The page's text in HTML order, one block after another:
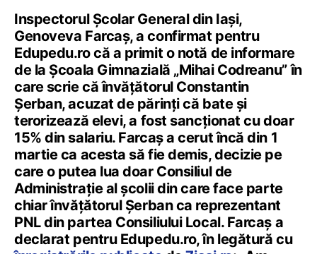
Inspectorul Școlar General din Iași,
Genoveva Farcaș, a confirmat pentru
Edupedu.ro că a primit o notă de informare
de la Școala Gimnazială „Mihai Codreanu” în
care scrie că învățătorul Constantin
Șerban, acuzat de părinți că bate și
terorizează elevi, a fost sancționat cu doar
15% din salariu. Farcaș a cerut încă din 1
martie ca acesta să fie demis, decizie pe
care o putea lua doar Consiliul de
Administrație al școlii din care face parte
chiar învățătorul Șerban ca reprezentant
PNL din partea Consiliului Local. Farcaș a
declarat pentru Edupedu.ro, în legătură cu